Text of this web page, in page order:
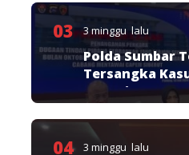
03 3 minggu lalu
Polda Sumbar
Tersangka
Nagari
04 3 minggu lalu